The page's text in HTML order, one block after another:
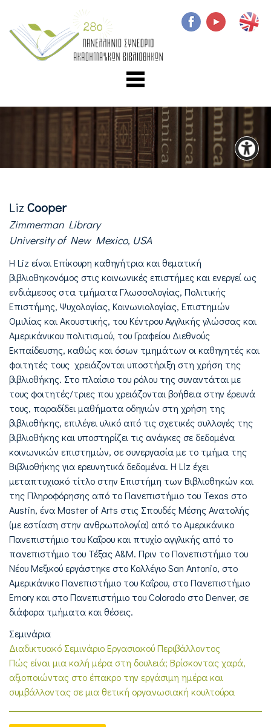
Liz Cooper
Zimmerman Library
University of New Mexico, USA
Η Liz είναι Επίκουρη καθηγήτρια και θεματική
βιβλιοθηκονόμος στις κοινωνικές επιστήμες και ενεργεί ως
ενδιάμεσος στα τμήματα Γλωσσολογίας, Πολιτικής
Επιστήμης, Ψυχολογίας, Κοινωνιολογίας, Επιστημών
Ομιλίας και Ακουστικής, του Κέντρου Αγγλικής γλώσσας και
Αμερικάνικου πολιτισμού, του Γραφείου Διεθνούς
Εκπαίδευσης, καθώς και όσων τμημάτων οι καθηγητές και
φοιτητές τους χρειάζονται υποστήριξη στη χρήση της
βιβλιοθήκης. Στο πλαίσιο του ρόλου της συναντάται με
τους φοιτητές/τριες που χρειάζονται βοήθεια στην έρευνά
τους, παραδίδει μαθήματα οδηγιών στη χρήση της
βιβλιοθήκης, επιλέγει υλικό από τις σχετικές συλλογές της
βιβλιοθήκης και υποστηρίζει τις ανάγκες σε δεδομένα
κοινωνικών επιστημών, σε συνεργασία με το τμήμα της
Βιβλιοθήκης για ερευνητικά δεδομένα. Η Liz έχει
μεταπτυχιακό τίτλο στην Επιστήμη των Βιβλιοθηκών και
της Πληροφόρησης από το Πανεπιστήμιο του Texas στο
Austin, ένα Master of Arts στις Σπουδές Μέσης Ανατολής
(με εστίαση στην ανθρωπολογία) από το Αμερικάνικο
Πανεπιστήμιο του Καΐρου και πτυχίο αγγλικής από το
πανεπιστήμιο του Τέξας A&M. Πριν το Πανεπιστήμιο του
Nέου Μεξικού εργάστηκε στο Κολλέγιο San Antonio, στο
Αμερικάνικο Πανεπιστήμιο του Καΐρου, στο Πανεπιστήμιο
Emory και στο Πανεπιστήμιο του Colorado στο Denver, σε
διάφορα τμήματα και θέσεις.
Σεμινάρια
Διαδικτυακό Σεμινάριο Εργασιακού Περιβάλλοντος
Πώς είναι μια καλή μέρα στη δουλειά; Βρίσκοντας χαρά,
αξιοποιώντας στο έπακρο την εργάσιμη ημέρα και
συμβάλλοντας σε μια θετική οργανωσιακή κουλτούρα